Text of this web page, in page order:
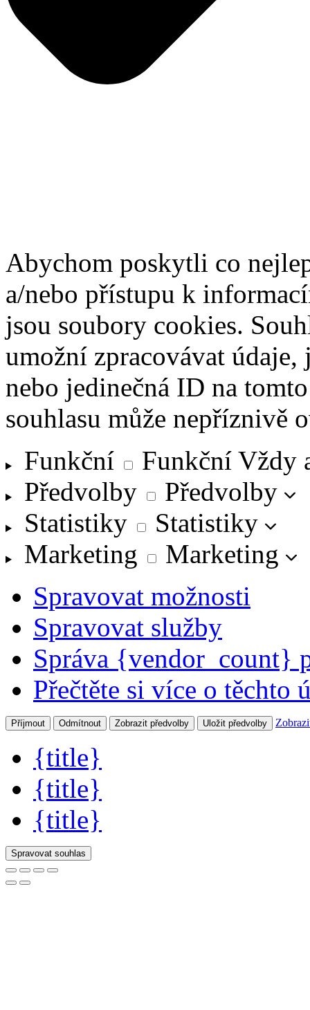
Abychom poskytli co
a/nebo přístupu k
jsou soubory cookies.
umožní zpracovávat
nebo jedinečná ID na
souhlasu může nepříznivě
Funkční
Funkční Vždy
Předvolby
Předvolby
Statistiky
Statistiky
Marketing
Marketing
Spravovat možnosti
Spravovat služby
Správa {vendor_count}
Přečtěte si více o těchto
Příjmout Odmítnout Zobrazit předvolby Uložit předvolby
{title}
{title}
{title}
Spravovat souhlas